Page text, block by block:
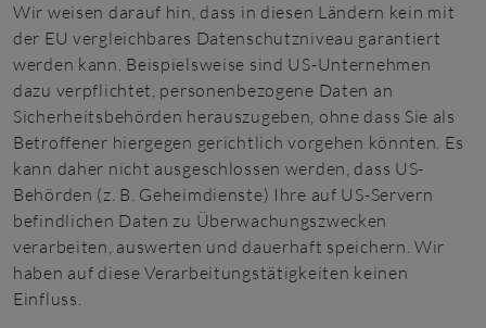
Wir weisen darauf hin, dass in diesen Ländern kein mit
der EU vergleichbares Datenschutzniveau garantiert
werden kann. Beispielsweise sind US-Unternehmen
dazu verpflichtet, personenbezogene Daten an
Sicherheitsbehörden herauszugeben, ohne dass Sie als
Betroffener hiergegen gerichtlich vorgehen könnten. Es
kann daher nicht ausgeschlossen werden, dass US-
Behörden (z. B. Geheimdienste) Ihre auf US-Servern
befindlichen Daten zu Überwachungszwecken
verarbeiten, auswerten und dauerhaft speichern. Wir
haben auf diese Verarbeitungstätigkeiten keinen
Einfluss.